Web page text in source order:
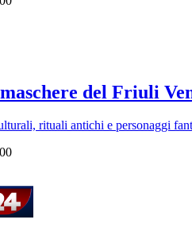
del Friuli
rituali antichi e personaggi